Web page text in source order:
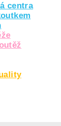
centra